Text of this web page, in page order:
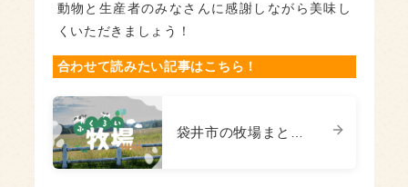
動物と生産者のみなさんに感謝しながら美味し
くいただきましょう！
合わせて読みたい記事はこちら！